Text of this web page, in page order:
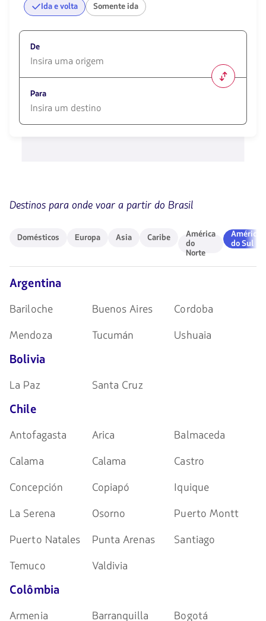
Ida e volta Somente ida
De
opciones
disponibles.
Usa
las
Para
flechas
para
Destinos para onde voar a partir do Brasil
Domésticos
Domésticos Europa
Europa Asia
Asia Caribe
Caribe
América
do
Norte
América
do
Norte
América
do
América
do Sul
Argentina
Bariloche Buenos Aires
Cordoba
Mendoza
Tucumán Ushuaia
Bolivia
La Paz Santa Cruz
Chile
Antofagasta Arica
Balmaceda
Calama
Calama
Castro
Concepción
Copiapó
Iquique
La Serena
Osorno
Puerto Montt
Puerto Natales
Punta Arenas
Santiago
Temuco
Valdivia
Colômbia
Armenia Barranquilla Bogotá